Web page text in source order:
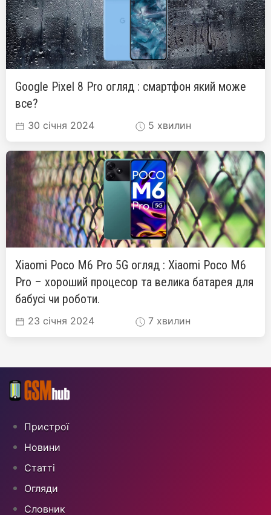
Google Pixel 8 Pro огляд : смартфон який може
все?
30 січня 2024 5 хвилин
Xiaomi Poco M6 Pro 5G огляд : Xiaomi Poco M6
Pro – хороший процесор та велика батарея для
бабусі чи роботи.
23 січня 2024 7 хвилин
Пристрої
Новини
Статті
Огляди
Cловник